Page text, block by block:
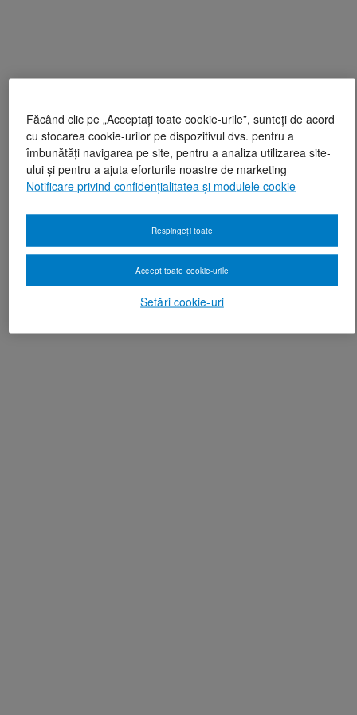
Făcând clic pe „Acceptați toate cookie-urile”, sunteți de acord
cu stocarea cookie-urilor pe dispozitivul dvs. pentru a
îmbunătăți navigarea pe site, pentru a analiza utilizarea site-
ului și pentru a ajuta eforturile noastre de marketing
Notificare privind confidențialitatea și modulele cookie
Setări cookie-uri
Respingeți toate
Accept toate cookie-urile